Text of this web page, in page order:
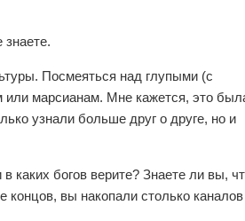
Посмеяться над глупыми (с
или марсианам. Мне кажется, это
узнали больше друг о друге, но и
каких богов верите? Знаете ли вы,
концов, вы накопали столько